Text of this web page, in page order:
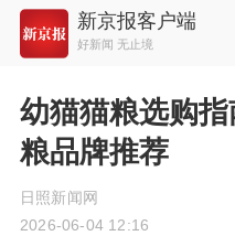
新京报客户端
好新闻 无止境
幼猫猫粮选购
粮品牌推荐
日照新闻网
2026-06-04 12:16